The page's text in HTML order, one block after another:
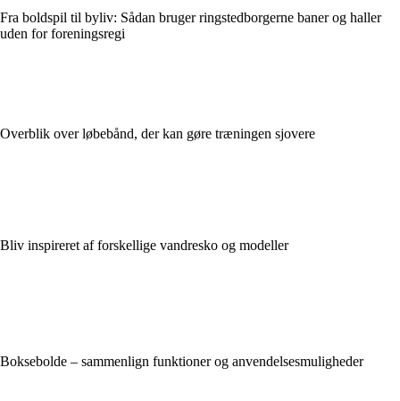
Fra boldspil til byliv: Sådan bruger ringstedborgerne baner og haller
uden for foreningsregi
Overblik over løbebånd, der kan gøre træningen sjovere
Bliv inspireret af forskellige vandresko og modeller
Boksebolde – sammenlign funktioner og anvendelsesmuligheder